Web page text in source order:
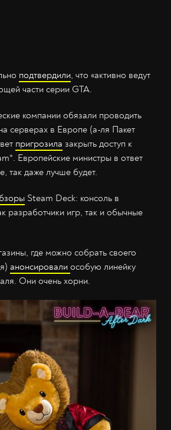
подтвердили, что «активно ведут
части серии GTA.
компании обязали проводить
серверах в Европе (а-ля Пакет
пригрозила закрыть доступ к
Европейские министры в ответ
так даже лучше будет.
Steam Deck: консоль в
разработчики игр, так и обычные
где можно собрать своего
анонсировали особую линейку
Они очень хорни.